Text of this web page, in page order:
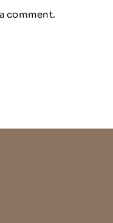
comment.